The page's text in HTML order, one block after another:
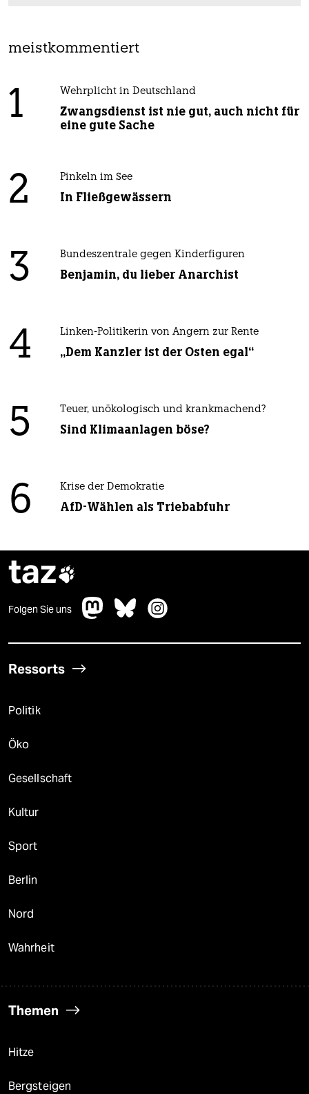
meistkommentiert
1 Wehrplicht in Deutschland
Zwangsdienst ist nie gut, auch nicht für
eine gute Sache
2 Pinkeln im See
In Fließgewässern
3 Bundeszentrale gegen Kinderfiguren
Benjamin, du lieber Anarchist
4 Linken-Politikerin von Angern zur Rente
„Dem Kanzler ist der Osten egal“
5 Teuer, unökologisch und krankmachend?
Sind Klimaanlagen böse?
6 Krise der Demokratie
AfD-Wählen als Triebabfuhr
taz
Folgen Sie uns
Ressorts
Politik
Öko
Gesellschaft
Kultur
Sport
Berlin
Nord
Wahrheit
Themen
Hitze
Bergsteigen